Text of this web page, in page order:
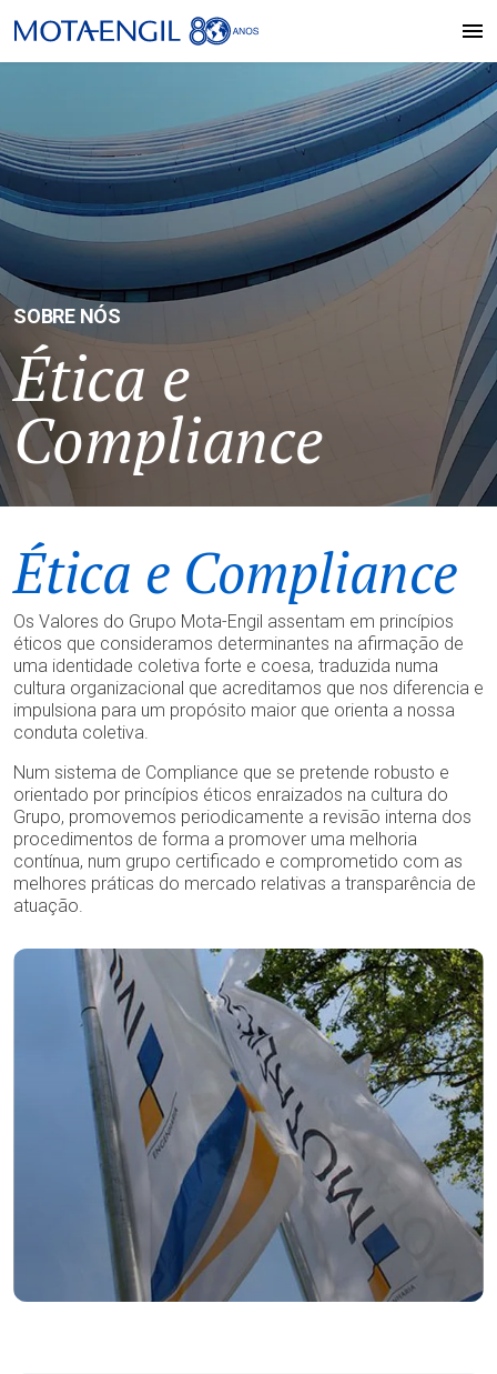
SOBRE NÓS
Ética e
Compliance
Ética e Compliance
Os Valores do Grupo Mota-Engil assentam em princípios
éticos que consideramos determinantes na afirmação de
uma identidade coletiva forte e coesa, traduzida numa
cultura organizacional que acreditamos que nos diferencia e
impulsiona para um propósito maior que orienta a nossa
conduta coletiva.​
Num sistema de Compliance que se pretende robusto e
orientado por princípios éticos enraizados na cultura do
Grupo, promovemos periodicamente a revisão interna dos
procedimentos de forma a promover uma melhoria
contínua, num grupo certificado e comprometido com as
melhores práticas do mercado relativas a transparência de
atuação.​